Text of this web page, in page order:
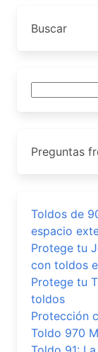
Buscar
Preguntas
Toldos de
espacio
Protege tu
con toldos
Protege tu
toldos
Protección
Toldo 970